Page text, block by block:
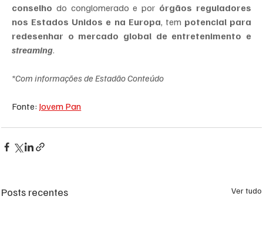
conselho do conglomerado e por órgãos reguladores
nos Estados Unidos e na Europa, tem potencial para
redesenhar o mercado global de entretenimento e
streaming.
*Com informações de Estadão Conteúdo
Fonte: Jovem Pan
Posts recentes Ver tudo